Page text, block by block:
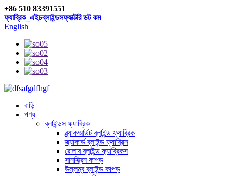
+86 510 83391551
ফ্যাব্রিক_এইচব্লাইন্ডসফ্যাক্টরি ডট কম
English
বাড়ি
পণ্য
ব্লাইন্ডস ফ্যাব্রিক
ব্ল্যাকআউট ব্লাইন্ড ফ্যাব্রিক
জ্যাকার্ড ব্লাইন্ড ফ্যাব্রিক্স
রোলার ব্লাইন্ড ফ্যাব্রিকস
সানস্ক্রিন কাপড়
উল্লম্ব ব্লাইন্ড কাপড়